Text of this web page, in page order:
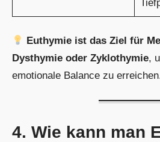
Euthymie ist das Ziel für
Dysthymie oder Zyklothymie,
emotionale Balance zu
4. Wie kann man